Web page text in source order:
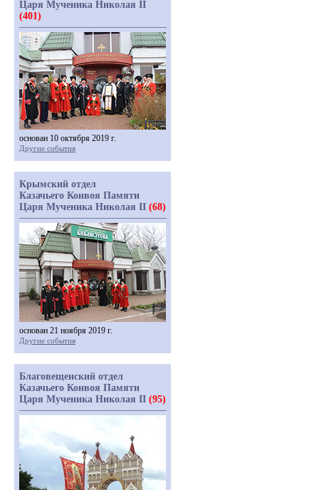
Царя Мученика Николая II
(401)
основан 10 октября 2019 г.
Другие события
Крымский отдел
Казачьего Конвоя Памяти
Царя Мученика Николая II (68)
основан 21 ноября 2019 г.
Другие события
Благовещенский отдел
Казачьего Конвоя Памяти
Царя Мученика Николая II (95)